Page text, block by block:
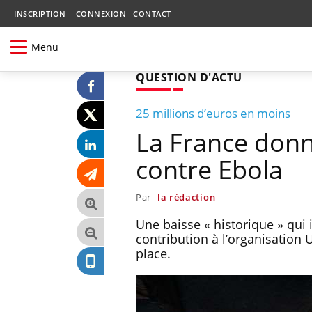
INSCRIPTION CONNEXION CONTACT
Menu
QUESTION D'ACTU
25 millions d’euros en moins
La France
contre Ebola
Par la rédaction
Une baisse « historique »
contribution à l’organisation
place.